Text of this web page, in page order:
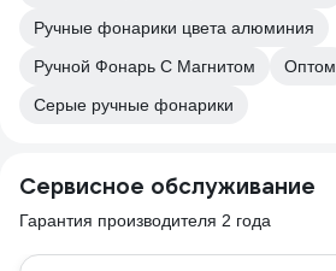
Ручные фонарики цвета алюминия
Ручной Фонарь С Магнитом
Оптом
Серые ручные фонарики
Сервисное обслуживание
Гарантия производителя 2 года